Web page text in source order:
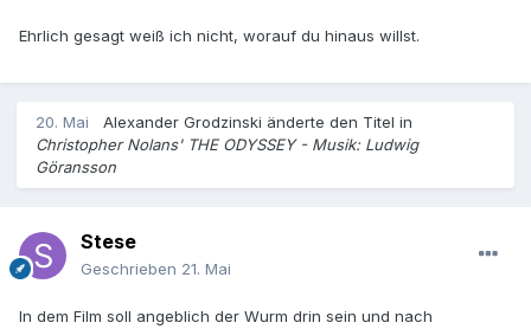
Ehrlich gesagt weiß ich nicht, worauf du hinaus willst.
20. Mai Alexander Grodzinski änderte den Titel in
Christopher Nolans' THE ODYSSEY - Musik: Ludwig
Göransson
Stese
Geschrieben 21. Mai
In dem Film soll angeblich der Wurm drin sein und nach